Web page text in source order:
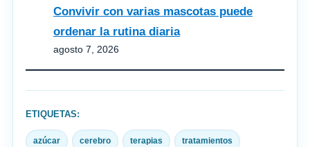
Convivir con varias mascotas puede
ordenar la rutina diaria
agosto 7, 2026
ETIQUETAS:
azúcar cerebro terapias tratamientos